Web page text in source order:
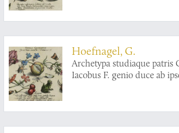
communicat. I. Chr.
Hoefnagel, G.
Archetypa studiaque patris
Iacobus F. genio duce ab
communicat. I. Chr.